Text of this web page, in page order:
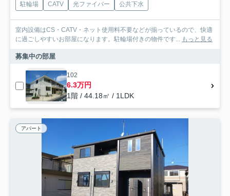
駐輪場 CATV 光ファイバー 公共下水
室内設備はCS・CATV・ネット使用料不要などが揃っているので、快適
に過ごしやすいお部屋になります。駐輪場付きの物件です... もっと見る
募集中の部屋
102
6.3万円
1階 / 44.18㎡ / 1LDK
アパート